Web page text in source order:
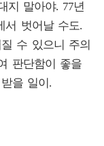
지 말아야. 77년
서 벗어날 수도.
수 있으니 주의
판단함이 좋을
을 일이.